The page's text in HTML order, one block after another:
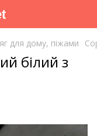
для дому, піжами
білий з